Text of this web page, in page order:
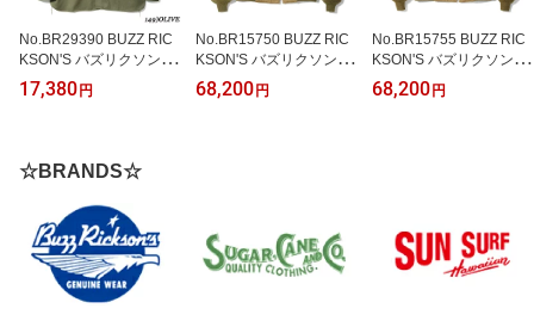
No.BR29390 BUZZ RIC
KSON'S バズリクソンズ
HERRINGBONE WORK
SHIRT
17,380 円
No.BR15750 BUZZ RIC
KSON'S バズリクソンズ
TANK PATCH POCKE
T“BUZZ RICKSON CO.”
68,200 円
No.BR15755 BUZZ RIC
KSON'S バズリクソンズt
ype TANK SLASH POCK
ET“BUZZ RICKSON MF
68,200 円
☆BRANDS☆